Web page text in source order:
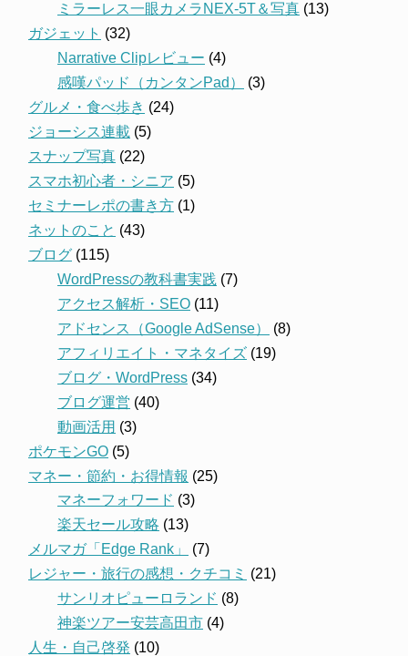
ミラーレス一眼カメラNEX-5T＆写真 (13)
ガジェット (32)
Narrative Clipレビュー (4)
感嘆パッド（カンタンPad）
(3)
グルメ・食べ歩き (24)
ジョーシス連載 (5)
スナップ写真 (22)
スマホ初心者・シニア (5)
セミナーレポの書き方 (1)
ネットのこと (43)
ブログ (115)
WordPressの教科書実践 (7)
アクセス解析・SEO (11)
アドセンス（Google AdSense）
(8)
アフィリエイト・マネタイズ (19)
ブログ・WordPress (34)
ブログ運営 (40)
動画活用 (3)
ポケモンGO (5)
マネー・節約・お得情報 (25)
マネーフォワード (3)
楽天セール攻略 (13)
メルマガ「Edge Rank」
(7)
レジャー・旅行の感想・クチコミ (21)
サンリオピューロランド (8)
神楽ツアー安芸高田市 (4)
人生・自己啓発 (10)